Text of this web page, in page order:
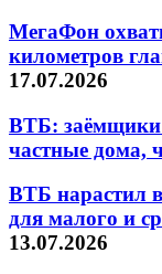
МегаФон
километров
17.07.2026
ВТБ: заёмщики
частные дома,
ВТБ нарастил
для малого и
13.07.2026